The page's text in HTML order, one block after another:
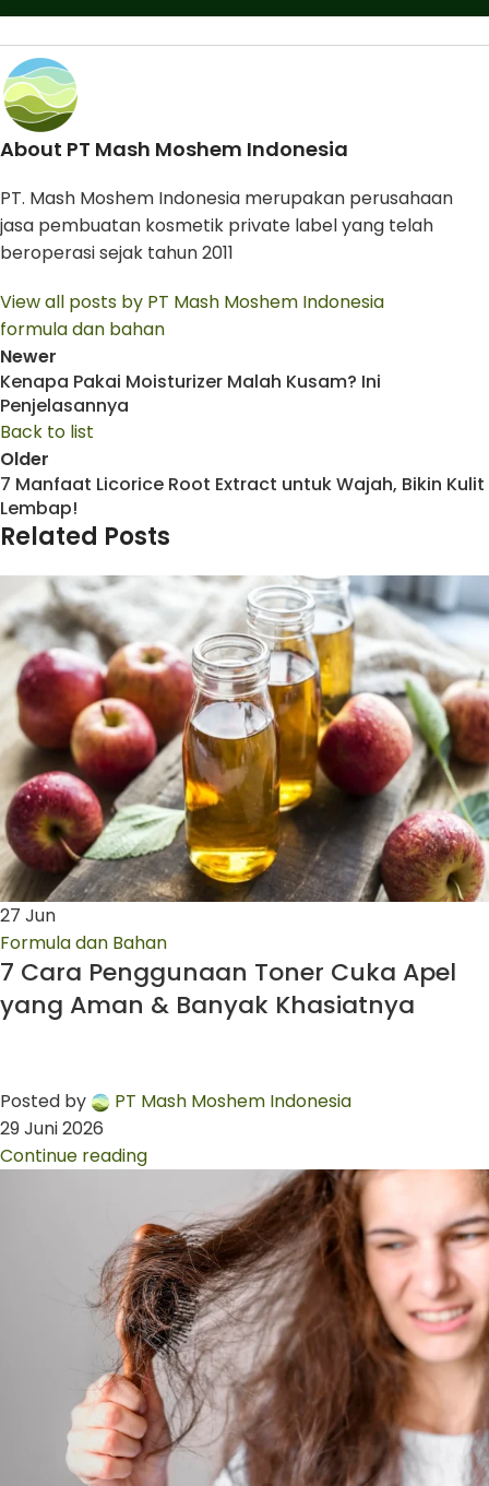
About PT Mash Moshem Indonesia
PT. Mash Moshem Indonesia merupakan perusahaan
jasa pembuatan kosmetik private label yang telah
beroperasi sejak tahun 2011
View all posts by PT Mash Moshem Indonesia
formula dan bahan
Newer
Kenapa Pakai Moisturizer Malah Kusam? Ini
Penjelasannya
Back to list
Older
7 Manfaat Licorice Root Extract untuk Wajah, Bikin Kulit
Lembap!
Related Posts
27 Jun
Formula dan Bahan
7 Cara Penggunaan Toner Cuka Apel
yang Aman & Banyak Khasiatnya
Posted by
PT Mash Moshem Indonesia
29 Juni 2026
Continue reading